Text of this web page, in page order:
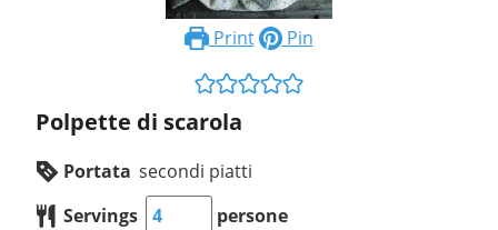
Print Pin
Polpette di scarola
Portata secondi piatti
Servings
persone